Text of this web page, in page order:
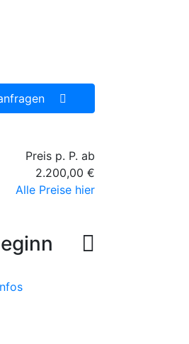
Preis p. P. ab
2.200,00 €
Alle Preise hier